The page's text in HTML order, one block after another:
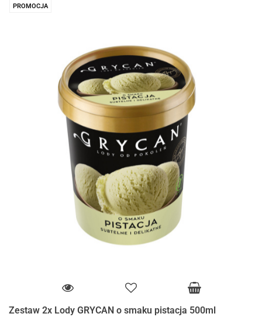
PROMOCJA
Zestaw 2x Lody GRYCAN o smaku pistacja 500ml